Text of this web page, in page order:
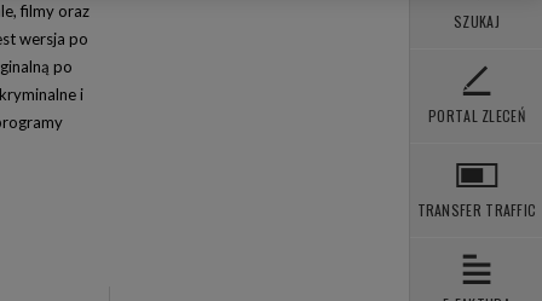
SZUKAJ
PORTAL ZLECEŃ
TRANSFER TRAFFIC
Central
filmy oraz
wersja po
po
i